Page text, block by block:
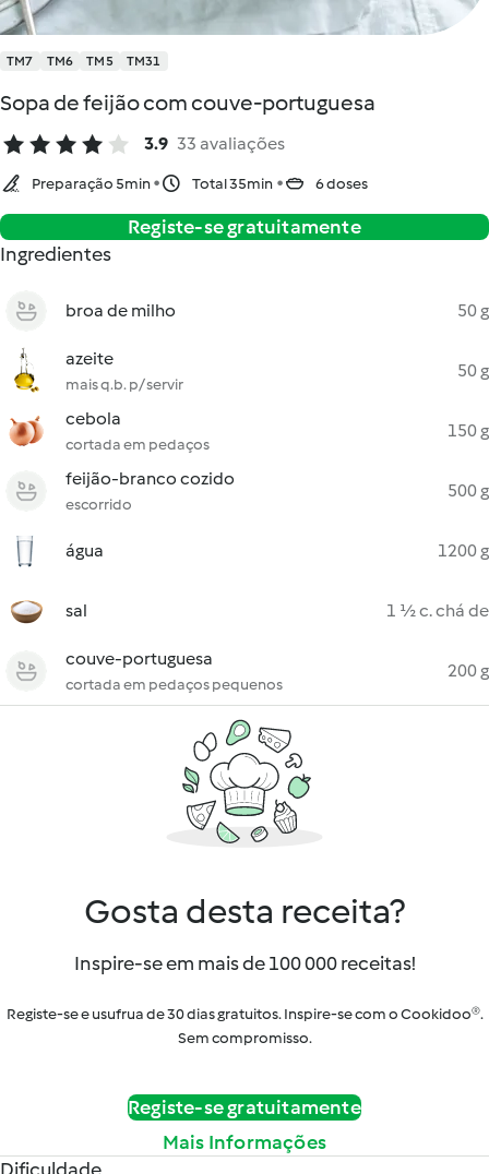
TM7 TM6 TM5 TM31
Sopa de feijão com couve-portuguesa
3.9 33 avaliações
Preparação 5min Total 35min 6 doses
Registe-se gratuitamente
Ingredientes
broa de milho 50 g
azeite
mais q.b. p/ servir
50 g
cebola
cortada em pedaços
150 g
feijão-branco cozido
escorrido
500 g
água 1200 g
sal 1 ½ c. chá de
couve-portuguesa
cortada em pedaços pequenos
200 g
Gosta desta receita?
Inspire-se em mais de 100 000 receitas!
Registe-se e usufrua de 30 dias gratuitos. Inspire-se com o Cookidoo®.
Sem compromisso.
Registe-se gratuitamente
Mais Informações